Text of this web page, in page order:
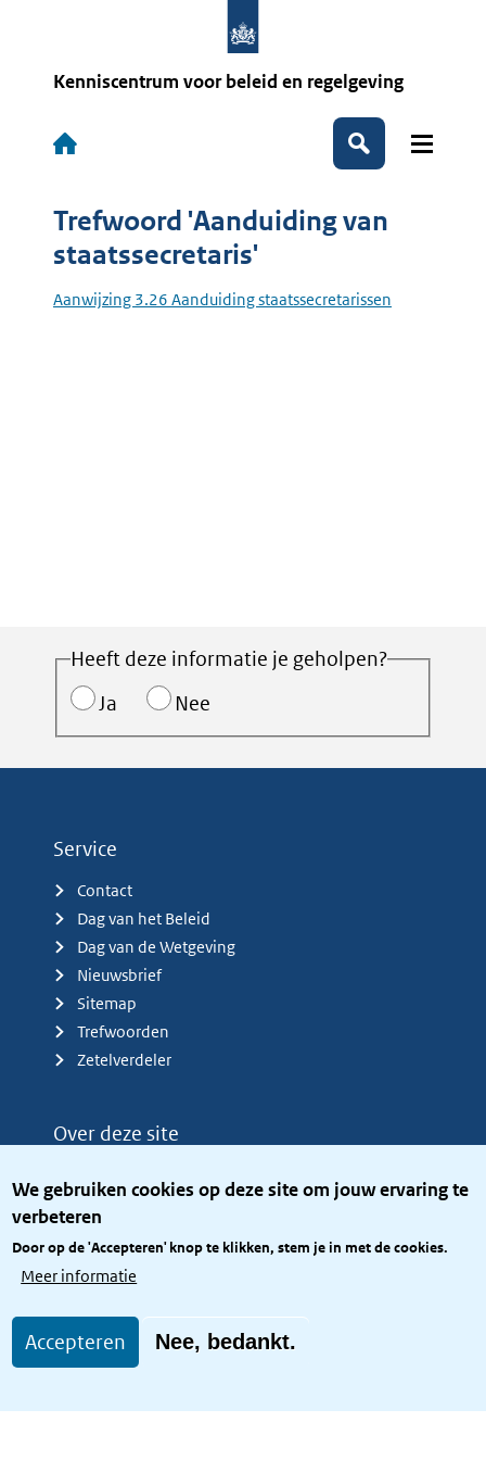
We gebruiken cookies op deze site om jouw ervaring te
verbeteren
Door op de 'Accepteren' knop te klikken, stem je in met de cookies.
Meer informatie
Accepteren Nee, bedankt.
Kenniscentrum voor beleid en regelgeving
Hoofdnavigatie
Zoeken
Trefwoord 'Aanduiding van
staatssecretaris'
Aanwijzing 3.26 Aanduiding staatssecretarissen
Heeft deze informatie je geholpen?
Ja
Nee
Service
Contact
Dag van het Beleid
Dag van de Wetgeving
Nieuwsbrief
Sitemap
Trefwoorden
Zetelverdeler
Over deze site
Privacy
Toegang site openbaar
Toegankelijkheid